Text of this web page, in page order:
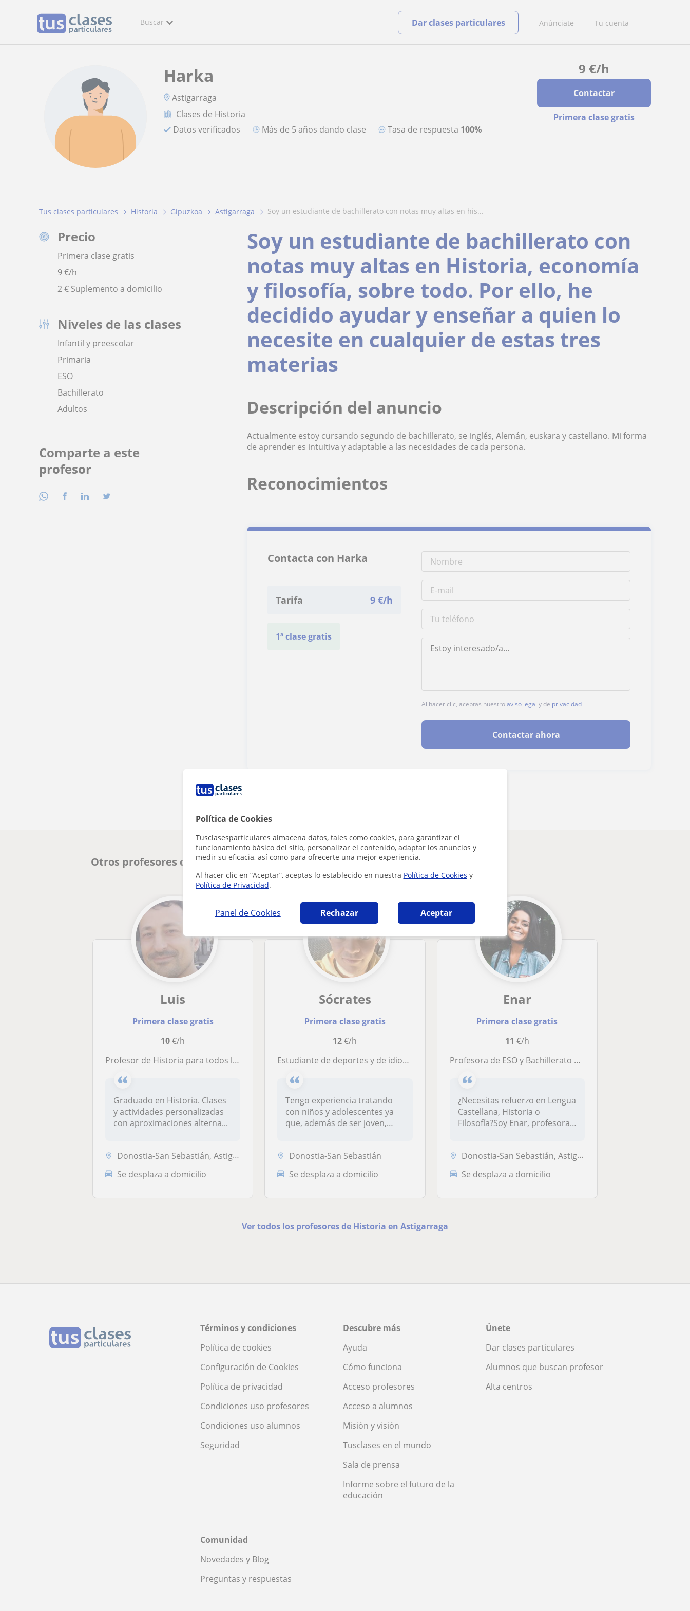
Política de Cookies
Tusclasesparticulares almacena datos, tales como cookies, para garantizar el
funcionamiento básico del sitio, personalizar el contenido, adaptar los anuncios y
medir su eficacia, así como para ofrecerte una mejor experiencia.
Al hacer clic en “Aceptar”, aceptas lo establecido en nuestra Política de Cookies y
Política de Privacidad.
Panel de Cookies Rechazar Aceptar
Buscar Anúnciate Tu cuenta
Dar clases particulares
9 €/h
Contactar
Primera clase gratis
Harka
Astigarraga
Clases de Historia
Datos verificados
más de 5 años dando clase Tasa de respuesta 100%
Tus clases particulares Historia Gipuzkoa Astigarraga soy un estudiante de bachillerato con notas muy altas en his...
Precio
Primera clase gratis
9€/h
2 € Suplemento a domicilio
Niveles de las clases
Infantil y preescolar
Primaria
ESO
Bachillerato
Adultos
Comparte a este
profesor
Soy un estudiante de bachillerato con
notas muy altas en Historia, economía
y filosofía, sobre todo. Por ello, he
decidido ayudar y enseñar a quien lo
necesite en cualquier de estas tres
materias
Descripción del anuncio
Actualmente estoy cursando segundo de bachillerato, se inglés, Alemán, euskara y castellano. Mi forma
de aprender es intuitiva y adaptable a las necesidades de cada persona.
Reconocimientos
Contacta con Harka
Tarifa 9 €/h
1ª clase gratis
Al hacer clic, aceptas nuestroaviso legal y de privacidad
Contactar ahora
Otros profesores de Historia en Astigarraga que pueden interesarte
Luis
Primera clase gratis
10€/h
Profesor de Historia para todos los niveles. Arte y geografía para secundaria.
Graduado en Historia. Clases
y actividades personalizadas
con aproximaciones alterna...
Donostia-San Sebastián, Astigarraga, Hernani, Lasarte-Oria
Se desplaza a domicilio
Sócrates
Primera clase gratis
12€/h
Estudiante de deportes y de idiomas
Tengo experiencia tratando
con niños y adolescentes ya
que, además de ser joven,
Donostia-San Sebastián
Se desplaza a domicilio
Enar
Primera clase gratis
11 €/h
Profesora de ESO y Bachillerato de Lengua Castellana, Historia y Filosofía
¿Necesitas refuerzo en Lengua
Castellana, Historia o
Filosofía?Soy Enar, profesora
Donostia-San Sebastián, Astigarraga, Hernani, Pasaia, Andoain, Hondarr...
Se desplaza a domicilio
Ver todos los profesores de Historia en Astigarraga
Términos y condiciones
Política de cookies
Configuración de Cookies
Política de privacidad
Condiciones uso profesores
Condiciones uso alumnos
Seguridad
Descubre más
Ayuda
Cómo funciona
Acceso profesores
Acceso a alumnos
Misión y visión
Tusclases en el mundo
Sala de prensa
Informe sobre el futuro de la
educación
Únete
Dar clases particulares
Alumnos que buscan profesor
Alta centros
Comunidad
Novedades y Blog
Preguntas y respuestas